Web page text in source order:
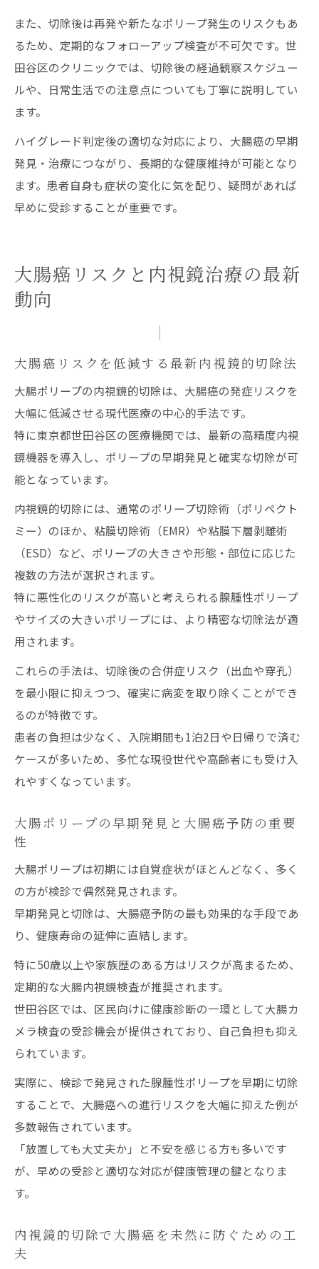
また、切除後は再発や新たなポリープ発生のリスクもあ
るため、定期的なフォローアップ検査が不可欠です。世
田谷区のクリニックでは、切除後の経過観察スケジュー
ルや、日常生活での注意点についても丁寧に説明してい
ます。
ハイグレード判定後の適切な対応により、大腸癌の早期
発見・治療につながり、長期的な健康維持が可能となり
ます。患者自身も症状の変化に気を配り、疑問があれば
早めに受診することが重要です。
大腸癌リスクと内視鏡治療の最新
動向
大腸癌リスクを低減する最新内視鏡的切除法
大腸ポリープの内視鏡的切除は、大腸癌の発症リスクを
大幅に低減させる現代医療の中心的手法です。
特に東京都世田谷区の医療機関では、最新の高精度内視
鏡機器を導入し、ポリープの早期発見と確実な切除が可
能となっています。
内視鏡的切除には、通常のポリープ切除術（ポリペクト
ミー）のほか、粘膜切除術（EMR）や粘膜下層剥離術
（ESD）など、ポリープの大きさや形態・部位に応じた
複数の方法が選択されます。
特に悪性化のリスクが高いと考えられる腺腫性ポリープ
やサイズの大きいポリープには、より精密な切除法が適
用されます。
これらの手法は、切除後の合併症リスク（出血や穿孔）
を最小限に抑えつつ、確実に病変を取り除くことができ
るのが特徴です。
患者の負担は少なく、入院期間も1泊2日や日帰りで済む
ケースが多いため、多忙な現役世代や高齢者にも受け入
れやすくなっています。
大腸ポリープの早期発見と大腸癌予防の重要
性
大腸ポリープは初期には自覚症状がほとんどなく、多く
の方が検診で偶然発見されます。
早期発見と切除は、大腸癌予防の最も効果的な手段であ
り、健康寿命の延伸に直結します。
特に50歳以上や家族歴のある方はリスクが高まるため、
定期的な大腸内視鏡検査が推奨されます。
世田谷区では、区民向けに健康診断の一環として大腸カ
メラ検査の受診機会が提供されており、自己負担も抑え
られています。
実際に、検診で発見された腺腫性ポリープを早期に切除
することで、大腸癌への進行リスクを大幅に抑えた例が
多数報告されています。
「放置しても大丈夫か」と不安を感じる方も多いです
が、早めの受診と適切な対応が健康管理の鍵となりま
す。
内視鏡的切除で大腸癌を未然に防ぐための工
夫